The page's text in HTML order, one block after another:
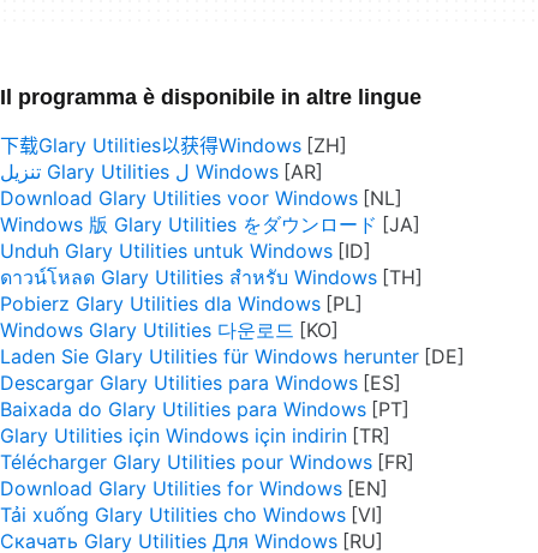
Il programma è disponibile in altre lingue
下载Glary Utilities以获得Windows
تنزيل Glary Utilities ل Windows
Download Glary Utilities voor Windows
Windows 版 Glary Utilities をダウンロード
Unduh Glary Utilities untuk Windows
ดาวน์โหลด Glary Utilities สำหรับ Windows
Pobierz Glary Utilities dla Windows
Windows Glary Utilities 다운로드
Laden Sie Glary Utilities für Windows herunter
Descargar Glary Utilities para Windows
Baixada do Glary Utilities para Windows
Glary Utilities için Windows için indirin
Télécharger Glary Utilities pour Windows
Download Glary Utilities for Windows
Tải xuống Glary Utilities cho Windows
Скачать Glary Utilities Для Windows